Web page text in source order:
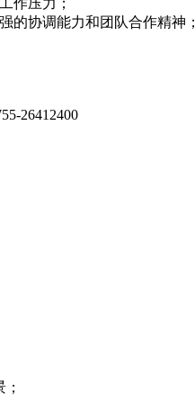
作压力；
的协调能力和团队合作精神；
26412400